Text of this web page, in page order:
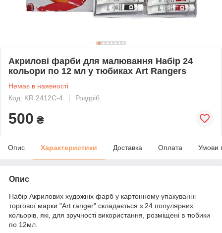
Акрилові фарби для малювання Набір 24
кольори по 12 мл у тюбиках Art Rangers
Немає в наявності
Код: KR 2412С-4
Роздріб
500 ₴
Опис Характеристики Доставка Оплата Умови
Опис
Набір Акрилових художніх фарб у картонному упакуванні
торгової марки "Art ranger" складається з 24 популярних
кольорів, які, для зручності використання, розміщені в тюбики
по 12мл.